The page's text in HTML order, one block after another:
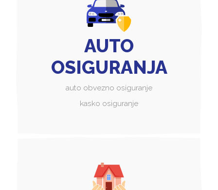
AUTO
OSIGURANJA
auto obvezno osiguranje
kasko osiguranje